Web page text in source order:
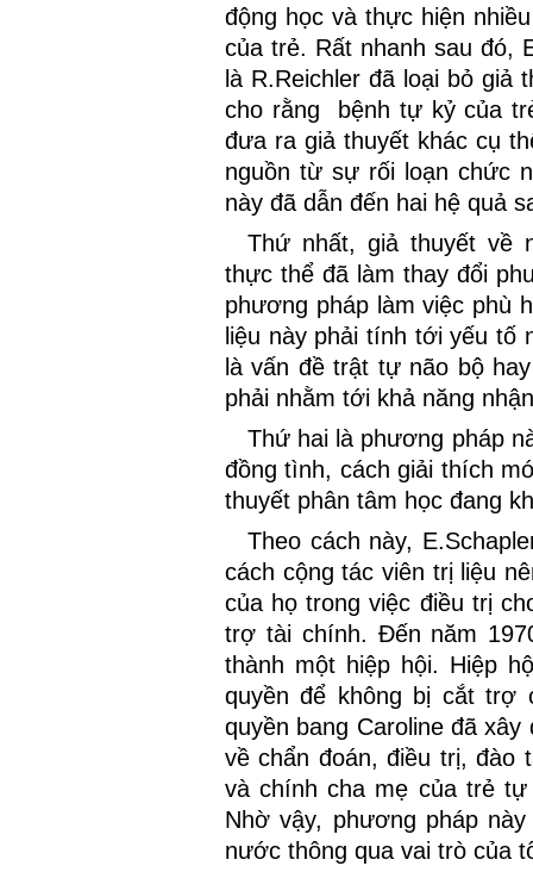
động học và thực hiện
của trẻ. Rất nhanh sau đó,
là R.Reichler đã loại bỏ giả
cho rằng
bệnh tự kỷ của
đưa ra giả thuyết khác cụ
nguồn từ sự rối loạn chức
này đã dẫn đến hai hệ quả
Thứ nhất, giả thuyết về
thực thể đã làm thay đổi
phương pháp làm việc phù
liệu này phải tính tới yếu tố
là vấn đề trật tự não bộ
phải nhằm tới khả năng
Thứ hai là phương pháp
đồng tình, cách giải thích
thuyết phân tâm học đang
Theo cách này,
cách cộng tác viên trị liệu
của họ trong việc điều trị
trợ tài chính. Đến năm
thành một hiệp hội. Hiệp
quyền để không bị cắt trợ
quyền bang Caroline đã
về chẩn đoán, điều trị, đào
và chính cha mẹ của trẻ
Nhờ vậy, phương pháp
nước thông qua vai trò của